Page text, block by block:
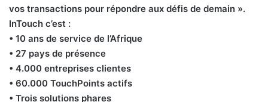
vos transactions pour répondre aux défis de demain ».
InTouch c’est :
• 10 ans de service de l’Afrique
• 27 pays de présence
• 4.000 entreprises clientes
• 60.000 TouchPoints actifs
• Trois solutions phares